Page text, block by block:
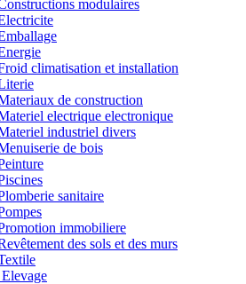
modulaires
climatisation et installation
de construction
electrique electronique
industriel divers
de bois
sanitaire
immobiliere
des sols et des murs